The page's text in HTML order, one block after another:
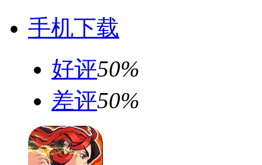
手机下载
好评50%
差评50%